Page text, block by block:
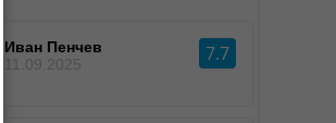
Иван Пенчев
11.09.2025
7.7